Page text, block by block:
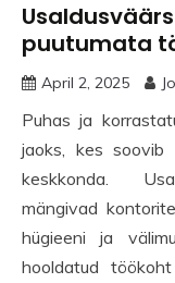
puutumata
April 2, 2025
Puhas ja
jaoks, kes soovib
keskkonda.
mängivad
hügieeni ja
hooldatud